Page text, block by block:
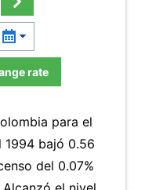
rate
para el
1994 bajó 0.56
del 0.07%